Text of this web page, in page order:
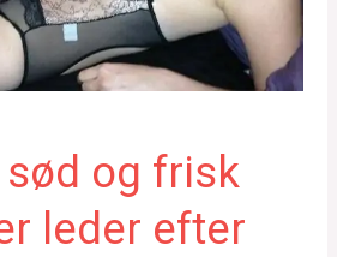
sød og frisk
leder efter